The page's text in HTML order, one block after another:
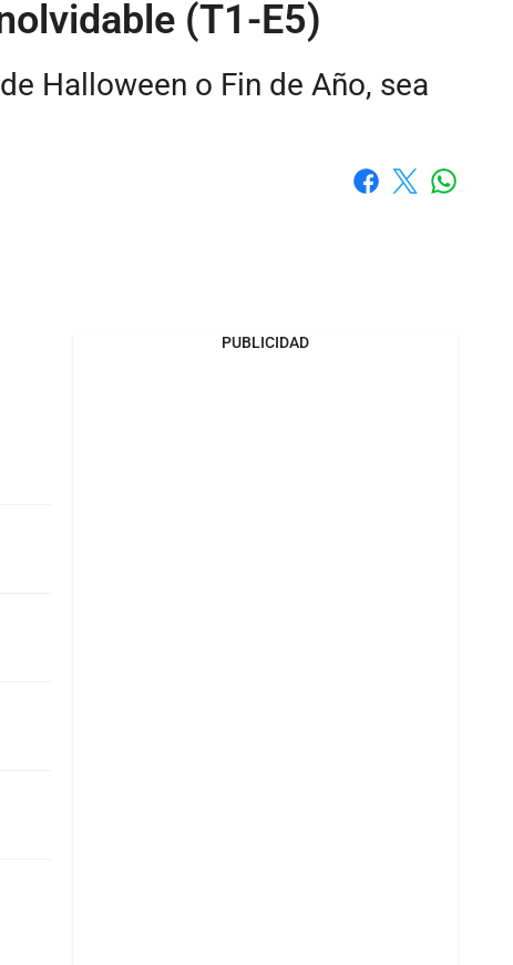
(T1-E5)
Halloween o Fin de Año, sea
PUBLICIDAD